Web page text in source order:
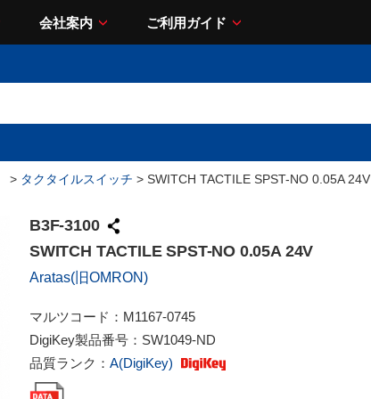
会社案内 ご利用ガイド
> タクタイルスイッチ > SWITCH TACTILE SPST-NO 0.05A 24V
B3F-3100
SWITCH TACTILE SPST-NO 0.05A 24V
Aratas(旧OMRON)
マルツコード： M1167-0745
DigiKey製品番号： SW1049-ND
品質ランク： A(DigiKey)